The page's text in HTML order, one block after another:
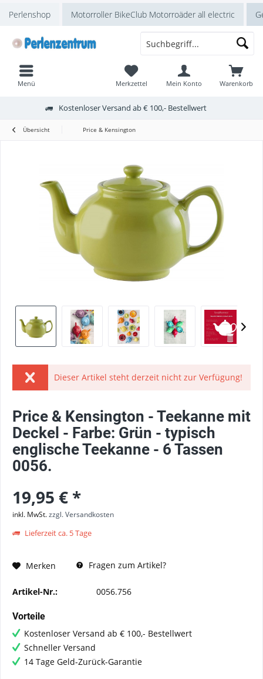
Perlenshop Motorroller BikeClub Motorroäder all electric
Kostenloser Versand ab € 100,- Bestellwert
Warenkorb
Merkzettel Mein Konto
Menü
Übersicht Price & Kensington
Dieser Artikel steht derzeit nicht zur Verfügung!
Price & Kensington - Teekanne mit
Deckel - Farbe: Grün - typisch
englische Teekanne - 6 Tassen
0056.
19,95 € *
inkl. MwSt.zzgl. Versandkosten
Lieferzeit ca. 5 Tage
Merken Fragen zum Artikel?
Artikel-Nr.: 0056.756
Vorteile
Kostenloser Versand ab € 100,- Bestellwert
Schneller Versand
14 Tage Geld-Zurück-Garantie